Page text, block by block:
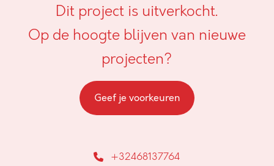
Dit project is uitverkocht.
Op de hoogte blijven van nieuwe
projecten?
Geef je voorkeuren
+32468137764